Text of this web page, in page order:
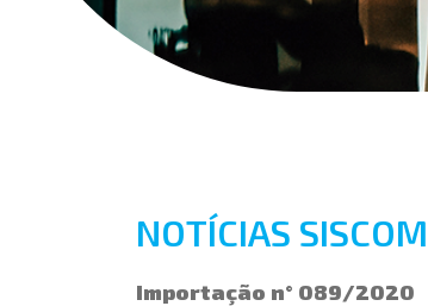
NOTÍCIAS
Importação n° 089/2020